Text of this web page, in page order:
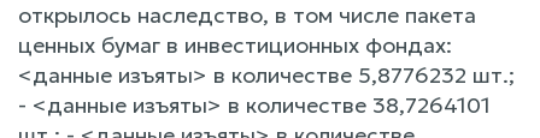
открылось наследство, в том числе пакета
ценных бумаг в инвестиционных фондах:
<данные изъяты> в количестве 5,8776232 шт.;
- <данные изъяты> в количестве 38,7264101